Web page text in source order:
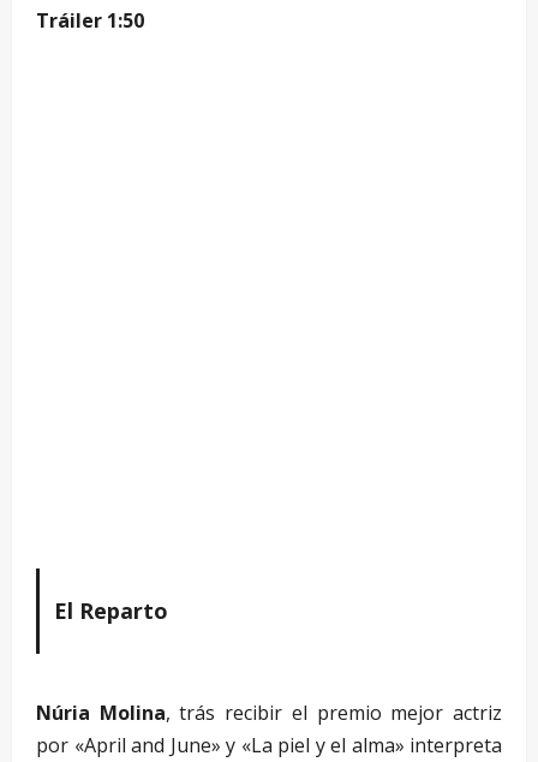
Tráiler 1:50
El Reparto
Núria Molina, trás recibir el premio mejor actriz
por «April and June» y «La piel y el alma» interpreta